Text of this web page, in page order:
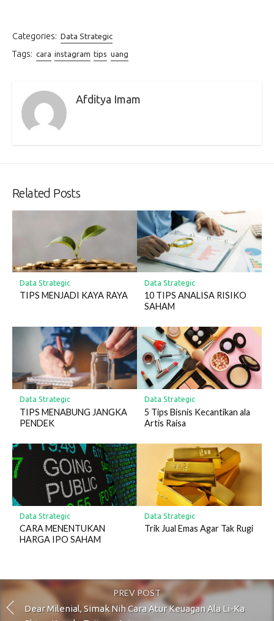
Categories: Data Strategic
Tags: cara instagram tips uang
Afditya Imam
Related Posts
Data Strategic
TIPS MENJADI KAYA RAYA
Data Strategic
10 TIPS ANALISA RISIKO
SAHAM
Data Strategic
TIPS MENABUNG JANGKA
PENDEK
Data Strategic
5 Tips Bisnis Kecantikan ala
Artis Raisa
Data Strategic
CARA MENENTUKAN
HARGA IPO SAHAM
Data Strategic
Trik Jual Emas Agar Tak Rugi
PREV POST
Dear Milenial, Simak Nih Cara Atur Keuagan Ala Li-Ka